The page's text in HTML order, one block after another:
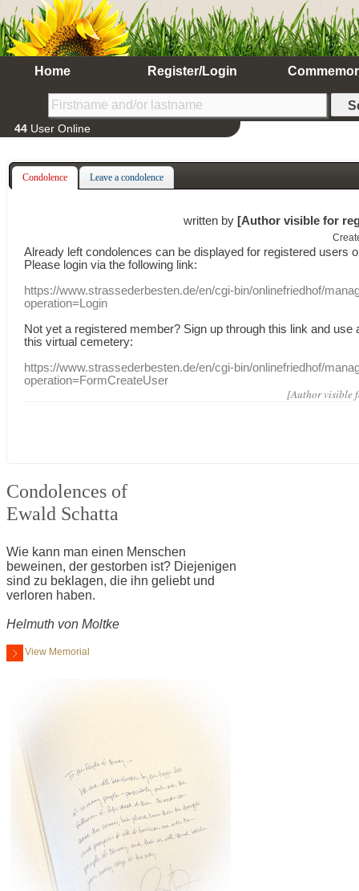
Home Register/Login
44 User Online
Condolence Leave a condolence
written by [Author visible for
Already leftcondolences can be displayed for registered users
Please login via the following link:
https://www.strassederbesten.de/en/cgi-bin/onlinefriedhof/
operation=Login
Not yet a registered member? Sign up through this link and use
this virtual cemetery:
https://www.strassederbesten.de/en/cgi-bin/onlinefriedhof/
operation=FormCreateUser
[Author visible
Condolences of
Ewald Schatta
Wie kann man einen Menschen
beweinen, der gestorben ist? Diejenigen
sind zu beklagen, die ihn geliebt und
verloren haben.
Helmuth von Moltke
View Memorial